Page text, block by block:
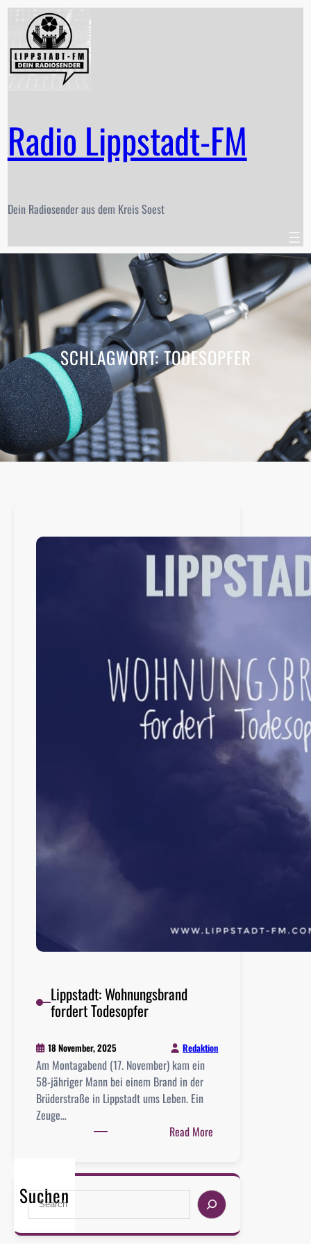
Zum
springen
Radio Lippstadt-FM
Dein Radiosender aus dem Kreis Soest
SCHLAGWORT:TODESOPFER
Lippstadt: Wohnungsbrand
fordert Todesopfer
18 November, 2025 Redaktion
Am Montagabend (17. November) kam ein
58-jähriger Mann bei einem Brand in der
Brüderstraße in Lippstadt ums Leben. Ein
Zeuge…
Read More
p
p
s
t
Suchen
S
e
a